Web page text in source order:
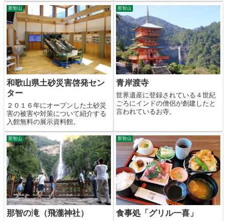
那智山
和歌山県土砂災害啓発セン
ター
２０１６年にオープンした土砂災
害の被害や対策について紹介する
入館無料の展示資料館。
那智山
青岸渡寺
世界遺産に登録されている４世紀
ごろにインドの僧侶が創建したと
言われているお寺。
那智山
那智の滝（飛瀧神社）
那智山
食事処「グリル一喜」